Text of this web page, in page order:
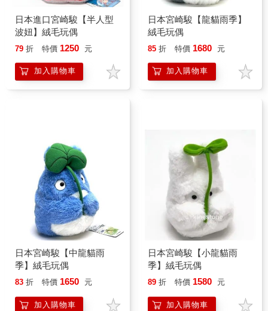
日本進口宮崎駿【半人型
波妞】絨毛玩偶
79 折 特價 1250 元
加入購物車
日本宮崎駿【龍貓雨季】
絨毛玩偶
85 折 特價 1680 元
加入購物車
日本宮崎駿【中龍貓雨
季】絨毛玩偶
83 折 特價 1650 元
加入購物車
日本宮崎駿【小龍貓雨
季】絨毛玩偶
89 折 特價 1580 元
加入購物車